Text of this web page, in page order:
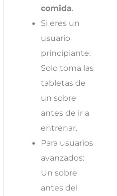
comida.
Si eres un
usuario
principiante:
Solo toma las
tabletas de
un sobre
antes de ir a
entrenar.
Para usuarios
avanzados:
Un sobre
antes del